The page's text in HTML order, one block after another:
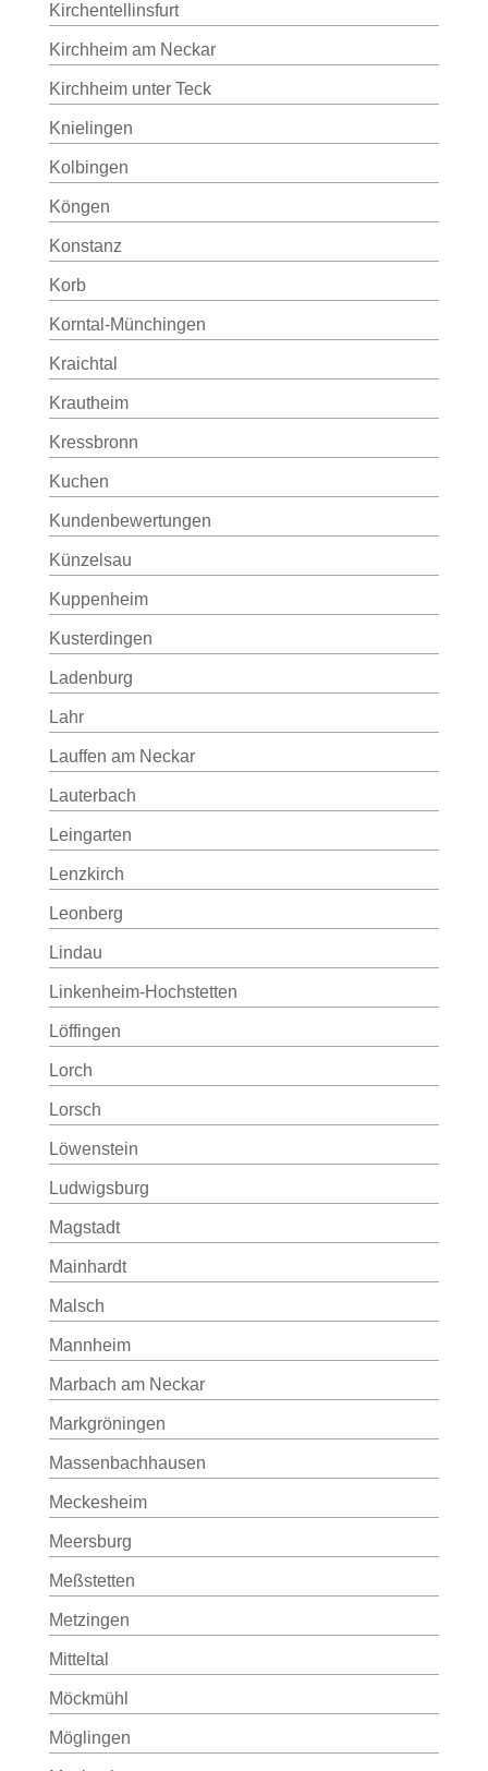
Kirchentellinsfurt
Kirchheim am Neckar
Kirchheim unter Teck
Knielingen
Kolbingen
Köngen
Konstanz
Korb
Korntal-Münchingen
Kraichtal
Krautheim
Kressbronn
Kuchen
Kundenbewertungen
Künzelsau
Kuppenheim
Kusterdingen
Ladenburg
Lahr
Lauffen am Neckar
Lauterbach
Leingarten
Lenzkirch
Leonberg
Lindau
Linkenheim-Hochstetten
Löffingen
Lorch
Lorsch
Löwenstein
Ludwigsburg
Magstadt
Mainhardt
Malsch
Mannheim
Marbach am Neckar
Markgröningen
Massenbachhausen
Meckesheim
Meersburg
Meßstetten
Metzingen
Mitteltal
Möckmühl
Möglingen